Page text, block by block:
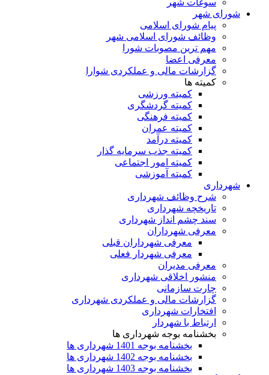
سوغات شهر
شورای شهر
پیام شورای اسلامی
وظائف شورای اسلامی شهر
مهم ترین مصوبات شورا
معرفی اعضا
گزارشات مالی و عملکردی شوارا
کمیته ها
کمیته ورزشی
کمیته گردشگری
کمیته فرهنگی
کمیته عمران
کمیته درآمد
کمیته جذب سرمایه گذار
کمیته امور اجتماعی
کمیته آموزشی
شهرداری
شرح وظائف شهرداری
تاریخچه شهرداری
سند چشم انداز شهرداری
معرفی شهرداران
معرفی شهرداران قبلی
معرفی شهردار فعلی
معرفی مدیران
منشور اخلاقی شهرداری
چارت سازمانی
گزارشات مالی و عملکردی شهرداری
افتخارات شهرداری
ارتباط با شهردار
بخشنامه بوجه شهرداری ها
بخشنامه بوجه 1401 شهرداری ها
بخشنامه بوجه 1402 شهرداری ها
بخشنامه بوجه 1403 شهرداری ها